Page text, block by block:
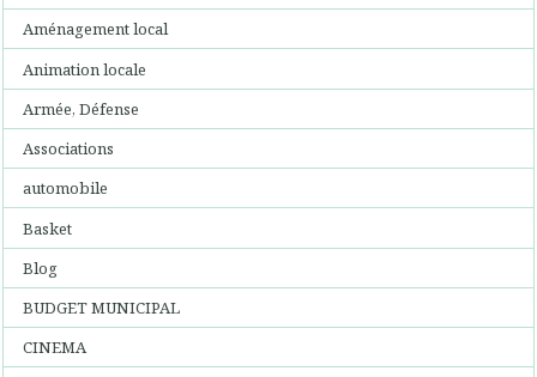
Aménagement local
Animation locale
Armée, Défense
Associations
automobile
Basket
Blog
BUDGET MUNICIPAL
CINEMA